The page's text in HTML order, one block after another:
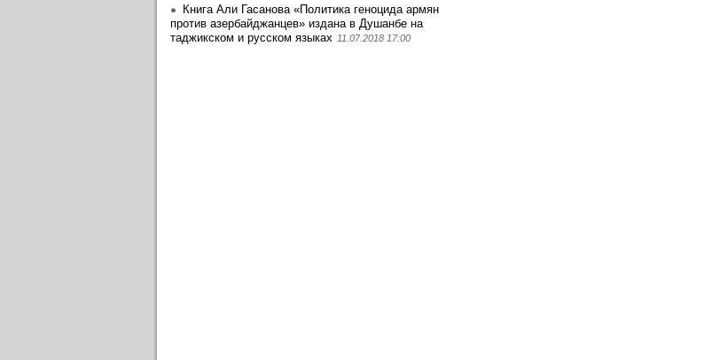
Книга Али Гасанова «Политика геноцида армян
против азербайджанцев» издана в Душанбе на
таджикском и русском языках 11.07.2018 17:00